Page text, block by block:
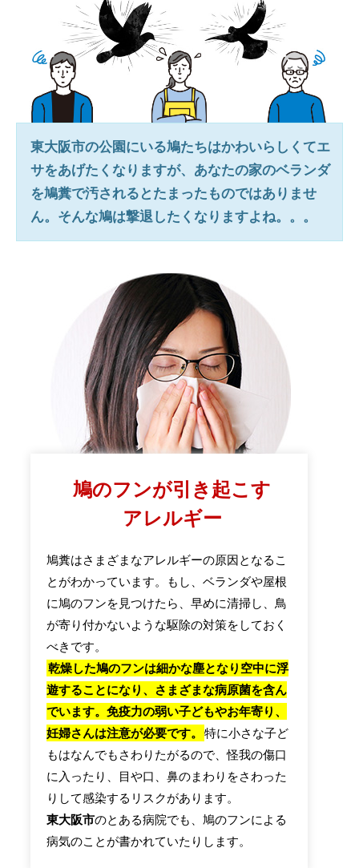
東大阪市の公園にいる鳩たちはかわいらしくてエ
サをあげたくなりますが、あなたの家のベランダ
を鳩糞で汚されるとたまったものではありませ
ん。そんな鳩は撃退したくなりますよね。。。
鳩のフンが引き起こす
アレルギー
鳩糞はさまざまなアレルギーの原因となるこ
とがわかっています。もし、ベランダや屋根
に鳩のフンを見つけたら、早めに清掃し、鳥
が寄り付かないような駆除の対策をしておく
べきです。
乾燥した鳩のフンは細かな塵となり空中に浮
遊することになり、さまざまな病原菌を含ん
でいます。免疫力の弱い子どもやお年寄り、
妊婦さんは注意が必要です。
特に小さな子ど
もはなんでもさわりたがるので、怪我の傷口
に入ったり、目や口、鼻のまわりをさわった
りして感染するリスクがあります。
東大阪市のとある病院でも、鳩のフンによる
病気のことが書かれていたりします。